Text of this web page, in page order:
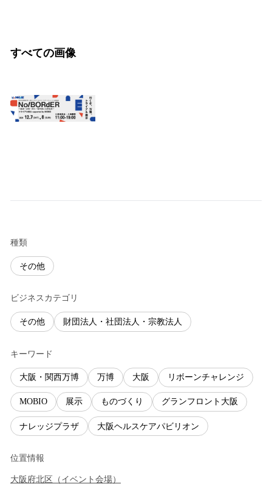
すべての画像
種類
その他
ビジネスカテゴリ
その他 財団法人・社団法人・宗教法人
キーワード
大阪・関西万博 万博 大阪 リボーンチャレンジ
MOBIO 展示 ものづくり グランフロント大阪
ナレッジプラザ 大阪ヘルスケアパビリオン
位置情報
大阪府北区 （ イベント会場）